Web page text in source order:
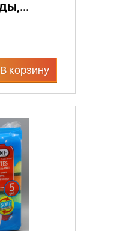
В корзину